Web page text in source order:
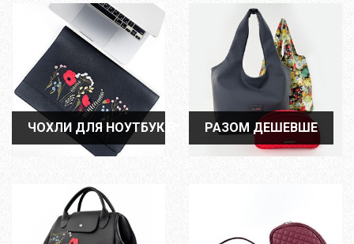
ЧОХЛИ ДЛЯ НОУТБУКІВ
ЧОХЛИ ДЛЯ НОУТБУКІВ РАЗОМ ДЕШЕВШЕ
РАЗОМ ДЕШЕВШЕ